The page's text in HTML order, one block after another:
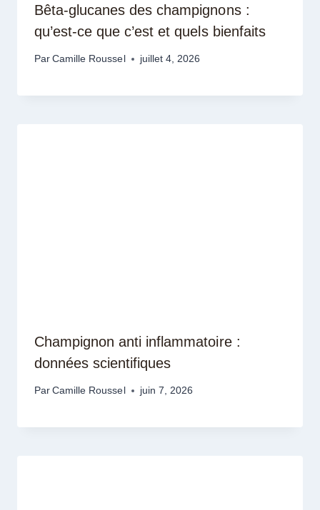
Bêta-glucanes des champignons :
qu’est-ce que c’est et quels bienfaits
Par Camille Roussel juillet 4, 2026
Champignon anti inflammatoire :
données scientifiques
Par Camille Roussel juin 7, 2026